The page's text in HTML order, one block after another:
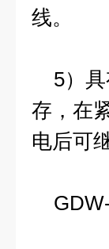
线。
5）具
存，在
电后可
GDW-